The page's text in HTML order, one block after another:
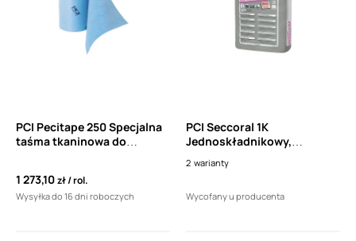
PCI Pecitape 250 Specjalna
taśma tkaninowa do
szer. 25 cm (20mb)
1 273,10zł rol.
Wysyłka do 16 dni roboczych
PCI Seccoral 1K
Jednoskładnikowy,
szlam cementowy
2 warianty
Wycofany u producenta